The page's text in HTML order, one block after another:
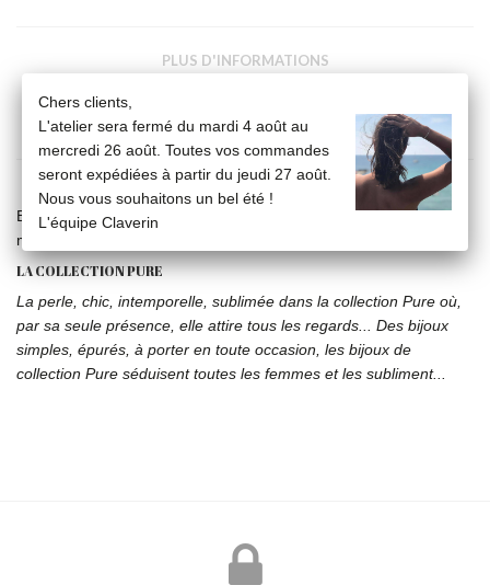
PLUS D'INFORMATIONS
FICHE TECHNIQUE
Boucles d'oreilles puces Simply Pearly, perles blanches 5, 7 ou 9
mm, or jaune 18 carats.
LA COLLECTION PURE
La perle, chic, intemporelle, sublimée dans la collection Pure où,
par sa seule présence, elle attire tous les regards... Des bijoux
simples, épurés, à porter en toute occasion, les bijoux de
collection Pure séduisent toutes les femmes et les subliment...
Chers clients,
L'atelier sera fermé du mardi 4 août au
mercredi 26 août. Toutes vos commandes
seront expédiées à partir du jeudi 27 août.
Nous vous souhaitons un bel été !
L'équipe Claverin